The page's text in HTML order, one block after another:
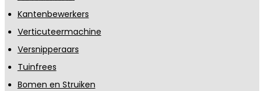
Kantenbewerkers
Verticuteermachine
Versnipperaars
Tuinfrees
Bomen en Struiken